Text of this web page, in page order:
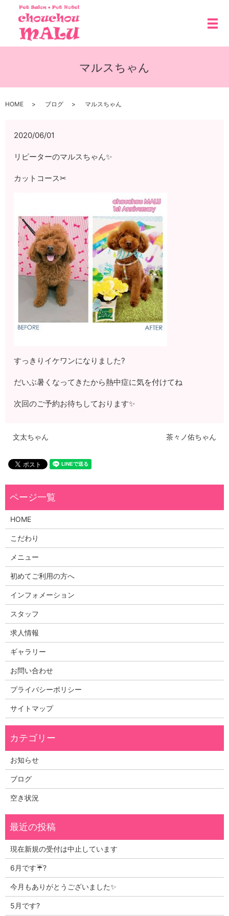
メ
マルスちゃん
HOME ブログ マルスちゃん
2020/06/01
リピーターのマルスちゃん✨
カットコース✂
すっきりイケワンになりました?
だいぶ暑くなってきたから熱中症に気を付けてね
次回のご予約お待ちしております✨
文太ちゃん 茶々ノ佑ちゃん
HOME
こだわり
メニュー
初めてご利用の方へ
インフォメーション
スタッフ
求人情報
ギャラリー
お問い合わせ
プライバシーポリシー
サイトマップ
お知らせ
ブログ
空き状況
現在新規の受付は中止しています
6月です☔?
今月もありがとうございました✨
5月です?